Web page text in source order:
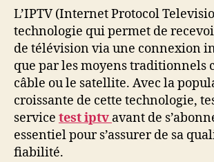
L’IPTV (Internet Protocol
technologie qui permet de
de télévision via une connexion
que par les moyens traditionnels
câble ou le satellite. Avec la
croissante de cette technologie,
service test iptv avant de
essentiel pour s’assurer de sa
fiabilité.